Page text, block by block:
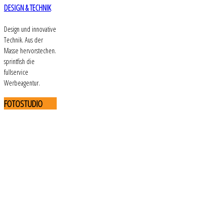
DESIGN & TECHNIK
Design und innovative
Technik. Aus der
Masse hervorstechen.
sprintfish die
fullservice
Werbeagentur.
FOTOSTUDIO